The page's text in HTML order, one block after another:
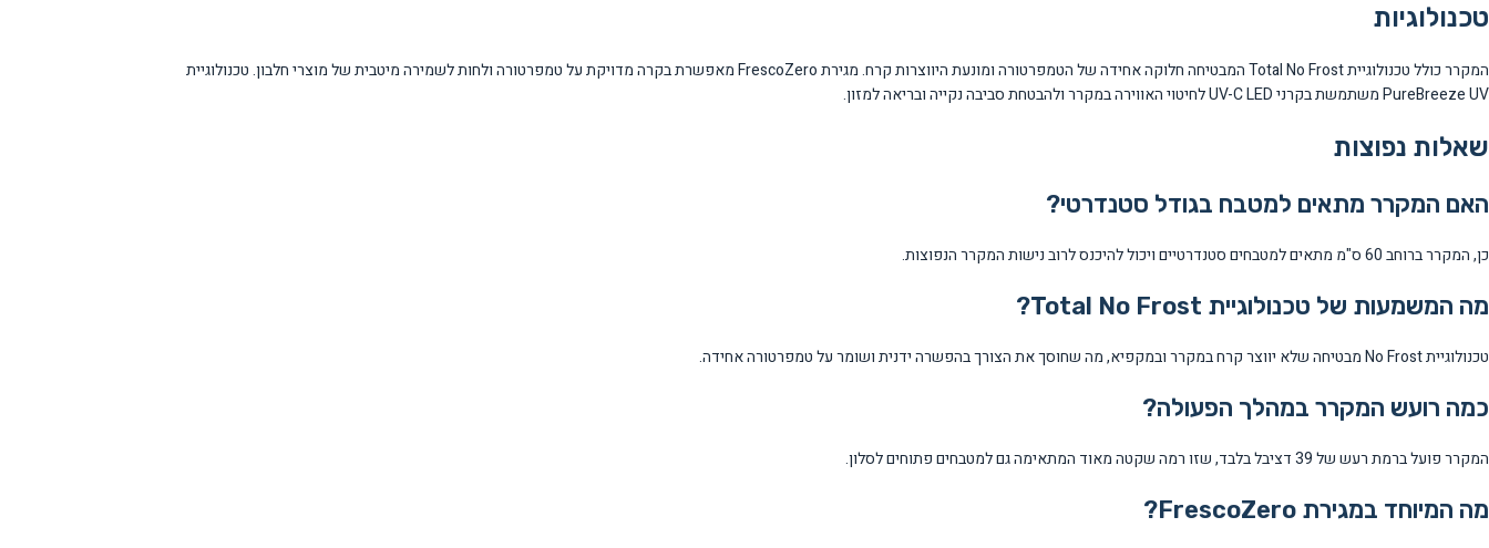
טכנולוגיות
המקרר כולל טכנולוגיית Total No Frost המבטיחה חלוקה אחידה של הטמפרטורה ומונעת היווצרות קרח. מגירת FrescoZero מאפשרת בקרה מדויקת על טמפרטורה ולחות לשמירה מיטבית של מוצרי חלבון. טכנולוגיית
PureBreeze UV משתמשת בקרני UV-C LED לחיטוי האווירה במקרר ולהבטחת סביבה נקייה ובריאה למזון.
שאלות נפוצות
האם המקרר מתאים למטבח בגודל סטנדרטי?
כן, המקרר ברוחב 60 ס"מ מתאים למטבחים סטנדרטיים ויכול להיכנס לרוב נישות המקרר הנפוצות.
מה המשמעות של טכנולוגיית Total No Frost?
טכנולוגיית No Frost מבטיחה שלא יווצר קרח במקרר ובמקפיא, מה שחוסך את הצורך בהפשרה ידנית ושומר על טמפרטורה אחידה.
כמה רועש המקרר במהלך הפעולה?
המקרר פועל ברמת רעש של 39 דציבל בלבד, שזו רמה שקטה מאוד המתאימה גם למטבחים פתוחים לסלון.
מה המיוחד במגירת FrescoZero?